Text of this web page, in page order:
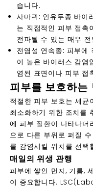
습니다.
사마귀: 인유두종 바이
는 직접적인 피부 접촉
전파될 수 있는 매우
전염성 연속종: 피부에
이 높은 바이러스 감염
염된 표면이나 피부 접
피부를 보호하는
적절한 피부 보호는 세균
최소화하기 위한 조치를
에 피부 질환이 나타나더
으로 다른 부위로 퍼질
를 감염시킬 위치를 선택
매일의 위생 관행
피부에 쌓인 먼지, 기름,
이 중요합니다.